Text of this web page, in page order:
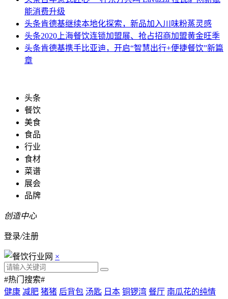
能消费升级
头条肯德基继续本地化探索，新品加入川味粉蒸灵感
头条2020上海餐饮连锁加盟展、抢占招商加盟黄金旺季
头条肯德基携手比亚迪，开启“智慧出行+便捷餐饮”新篇
章
头条
餐饮
美食
食品
行业
食材
菜谱
展会
品牌
创造中心
登录/注册
×
#热门搜索#
健康 减肥 猪猪 后背包 汤匙 日本 铜锣湾 餐厅 南瓜花的纯情